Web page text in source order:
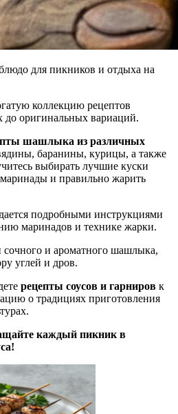
для пикников и отдыха на
коллекцию рецептов
до оригинальных вариаций.
шашлыка из различных
баранины, курицы, а также
выбирать лучшие куски
и правильно жарить
подробными инструкциями
маринадов и технике жарки.
сочного и ароматного шашлыка,
углей и дров.
рецепты соусов и гарниров к
о традициях приготовления
каждый пикник в